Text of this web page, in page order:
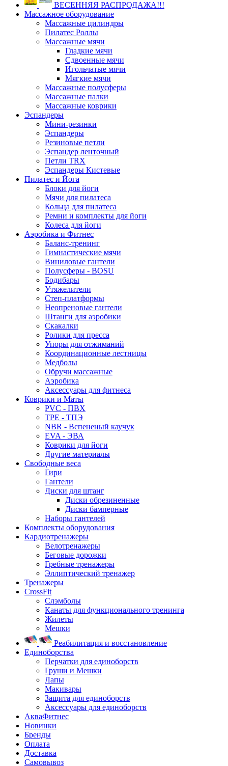
ВЕСЕННЯЯ РАСПРОДАЖА!!!
Массажное оборудование
Массажные цилиндры
Пилатес Роллы
Массажные мячи
Гладкие мячи
Сдвоенные мячи
Игольчатые мячи
Мягкие мячи
Массажные полусферы
Массажные палки
Массажные коврики
Эспандеры
Мини-резинки
Эспандеры
Резиновые петли
Эспандер ленточный
Петли TRX
Эспандеры Кистевые
Пилатес и Йога
Блоки для йоги
Мячи для пилатеса
Кольца для пилатеса
Ремни и комплекты для йоги
Колеса для йоги
Аэробика и Фитнес
Баланс-тренинг
Гимнастические мячи
Виниловые гантели
Полусферы - BOSU
Бодибары
Утяжелители
Степ-платформы
Неопреновые гантели
Штанги для аэробики
Скакалки
Ролики для пресса
Упоры для отжиманий
Координационные лестницы
Медболы
Обручи массажные
Аэробика
Аксессуары для фитнеса
Коврики и Маты
PVC - ПВХ
TPE - ТПЭ
NBR - Вспененый каучук
EVA - ЭВА
Коврики для йоги
Другие материалы
Свободные веса
Гири
Гантели
Диски для штанг
Диски обрезиненные
Диски бамперные
Наборы гантелей
Комплекты оборудования
Кардиотренажеры
Велотренажеры
Беговые дорожки
Гребные тренажеры
Эллиптический тренажер
Тренажеры
CrossFit
Слэмболы
Канаты для функционального тренинга
Жилеты
Мешки
Реабилитация и восстановление
Единоборства
Перчатки для единоборств
Груши и Мешки
Лапы
Макивары
Защита для единоборств
Аксессуары для единоборств
АкваФитнес
Новинки
Бренды
Оплата
Доставка
Самовывоз